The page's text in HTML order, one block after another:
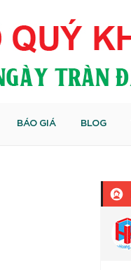
BÁO GIÁ BLOG